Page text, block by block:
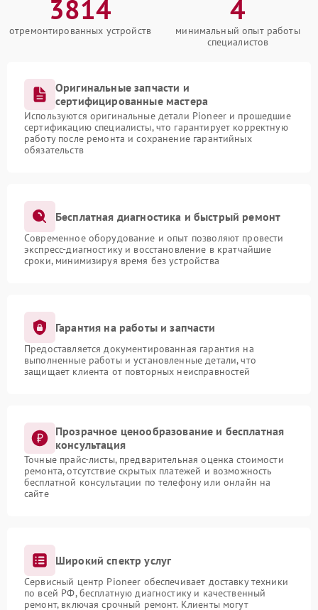
3814
отремонтированных устройств
4
минимальный опыт работы
специалистов
Оригинальные запчасти и
сертифицированные мастера
Используются оригинальные детали Pioneer и прошедшие
сертификацию специалисты, что гарантирует корректную
работу после ремонта и сохранение гарантийных
обязательств
Бесплатная диагностика и быстрый ремонт
Современное оборудование и опыт позволяют провести
экспресс-диагностику и восстановление в кратчайшие
сроки, минимизируя время без устройства
Гарантия на работы и запчасти
Предоставляется документированная гарантия на
выполненные работы и установленные детали, что
защищает клиента от повторных неисправностей
Прозрачное ценообразование и бесплатная
консультация
Точные прайс-листы, предварительная оценка стоимости
ремонта, отсутствие скрытых платежей и возможность
бесплатной консультации по телефону или онлайн на
сайте
Широкий спектр услуг
Сервисный центр Pioneer обеспечивает доставку техники
по всей РФ, бесплатную диагностику и качественный
ремонт, включая срочный ремонт. Клиенты могут